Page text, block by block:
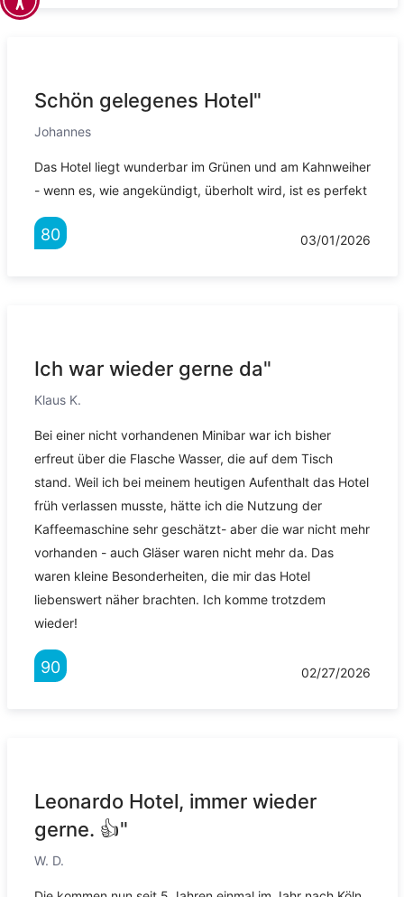
Schön gelegenes Hotel"
Johannes
Das Hotel liegt wunderbar im Grünen und am Kahnweiher
- wenn es, wie angekündigt, überholt wird, ist es perfekt
80 03/01/2026
Ich war wieder gerne da"
Klaus K.
Bei einer nicht vorhandenen Minibar war ich bisher
erfreut über die Flasche Wasser, die auf dem Tisch
stand. Weil ich bei meinem heutigen Aufenthalt das Hotel
früh verlassen musste, hätte ich die Nutzung der
Kaffeemaschine sehr geschätzt- aber die war nicht mehr
vorhanden - auch Gläser waren nicht mehr da. Das
waren kleine Besonderheiten, die mir das Hotel
liebenswert näher brachten. Ich komme trotzdem
wieder!
90 02/27/2026
Leonardo Hotel, immer wieder
gerne. 👍"
W. D.